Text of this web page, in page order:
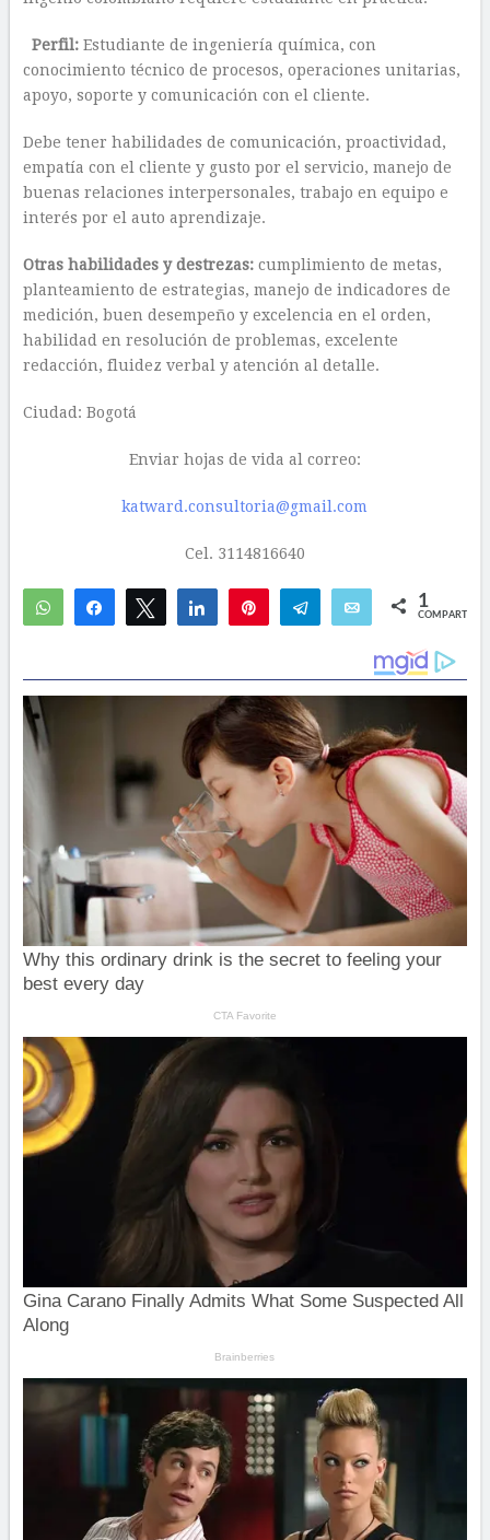
Perfil:Estudiante de ingeniería química, con
conocimiento técnico de procesos, operaciones unitarias,
apoyo, soporte y comunicación con el cliente.
Debe tener habilidades de comunicación, proactividad,
empatía con el cliente y gusto por el servicio, manejo de
buenas relaciones interpersonales, trabajo en equipo e
interés por el auto aprendizaje.
Otras habilidades y destrezas:cumplimiento de metas,
planteamiento de estrategias, manejo de indicadores de
medición, buen desempeño y excelencia en el orden,
habilidad en resolución de problemas, excelente
redacción, fluidez verbal y atención al detalle.
Ciudad: Bogotá
Enviar hojas de vida al correo:
katward.consultoria@gmail.com
Cel. 3114816640
WhatsAppCompartirTwittear Compartir Telegram Email 1
COMPARTIR